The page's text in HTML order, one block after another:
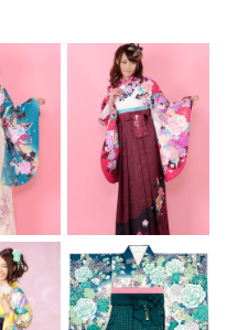
ョップでは取り扱い衣装及びレ